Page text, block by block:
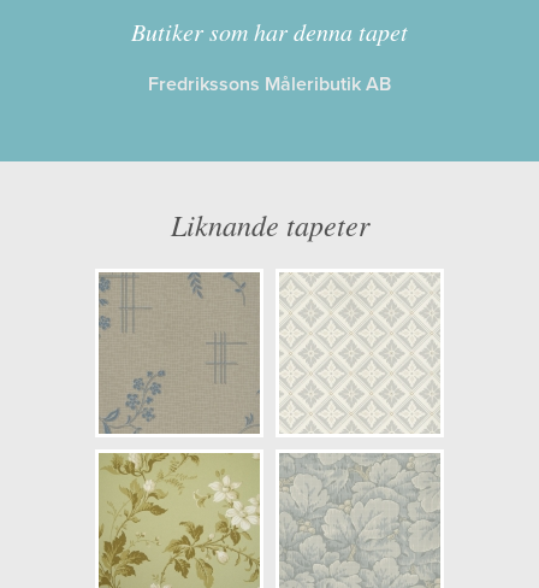
Tillverkare: Boråstapeter
Egenskaper: Limma på väggen
Opacitet: Hög
Längd x Bredd: 10,05 x 0,53
Mönsterhöjd: 0,38
Artikelnummer: 4502
NCS Bottenkulör: S3005-Y20R
Färg: Brun, Grå
Mönster: Blommig, Medaljong,
Växter, Historiskt
Struktur: Limtryck
Butiker som har denna tapet
Fredrikssons Måleributik AB
Liknande tapeter